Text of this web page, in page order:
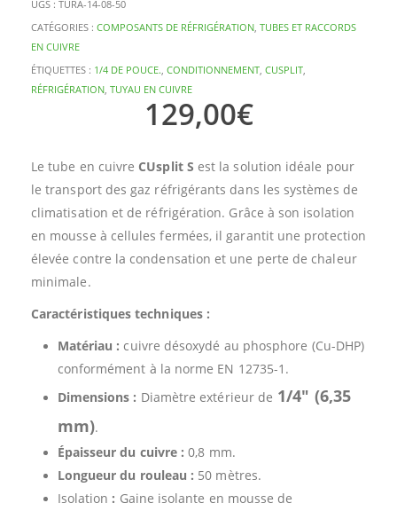
UGS : TURA-14-08-50
CATÉGORIES : COMPOSANTS DE RÉFRIGÉRATION, TUBES ET RACCORDS
EN CUIVRE
ÉTIQUETTES : 1/4 DE POUCE. CONDITIONNEMENT CUSPLIT
RÉFRIGÉRATION TUYAU EN CUIVRE
129,00€
Le tube en cuivre CUsplit S est la solution idéale pour
le transport des gaz réfrigérants dans les systèmes de
climatisation et de réfrigération. Grâce à son isolation
en mousse à cellules fermées, il garantit une protection
élevée contre la condensation et une perte de chaleur
minimale.
Caractéristiques techniques :
Matériau : cuivre désoxydé au phosphore (Cu-DHP)
conformément à la norme EN 12735-1.
Dimensions : Diamètre extérieur de 1/4″ (6,35
mm).
Épaisseur du cuivre : 0,8 mm.
Longueur du rouleau : 50 mètres.
Isolation : Gaine isolante en mousse de